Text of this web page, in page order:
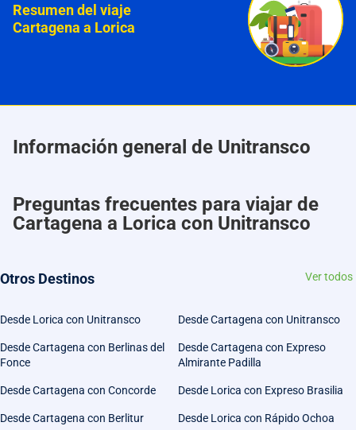
Resumen del viaje
Cartagena a Lorica
Información general de Unitransco
Preguntas frecuentes para viajar de
Cartagena a Lorica con Unitransco
Otros Destinos Ver todos
Desde Lorica con Unitransco Desde Cartagena con Unitransco
Desde Cartagena con Berlinas del
Fonce
Desde Cartagena con Expreso
Almirante Padilla
Desde Cartagena con Concorde Desde Lorica con Expreso Brasilia
Desde Cartagena con Berlitur Desde Lorica con Rápido Ochoa